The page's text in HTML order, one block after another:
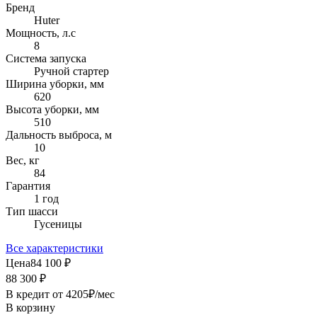
Бренд
Huter
Мощность, л.с
8
Система запуска
Ручной стартер
Ширина уборки, мм
620
Высота уборки, мм
510
Дальность выброса, м
10
Вес, кг
84
Гарантия
1 год
Тип шасси
Гусеницы
Все характеристики
Цена84 100 ₽
88 300 ₽
В кредит от 4205₽/мес
В корзину